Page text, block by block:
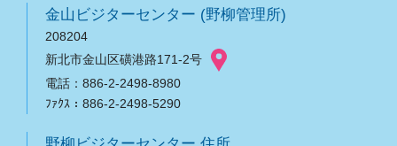
金山ビジターセンター (野柳管理所)
208204
新北市金山区磺港路171-2号
電話：886-2-2498-8980
ﾌｧｸｽ：886-2-2498-5290